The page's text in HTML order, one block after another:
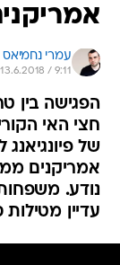
עמרי נחמיאס
13.6.2018 / 9:11
הפגישה בין
חצי האי
אמריקנים
נודע.
עדיין